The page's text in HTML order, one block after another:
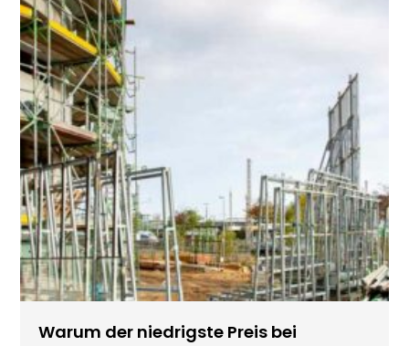
Warum der niedrigste Preis bei